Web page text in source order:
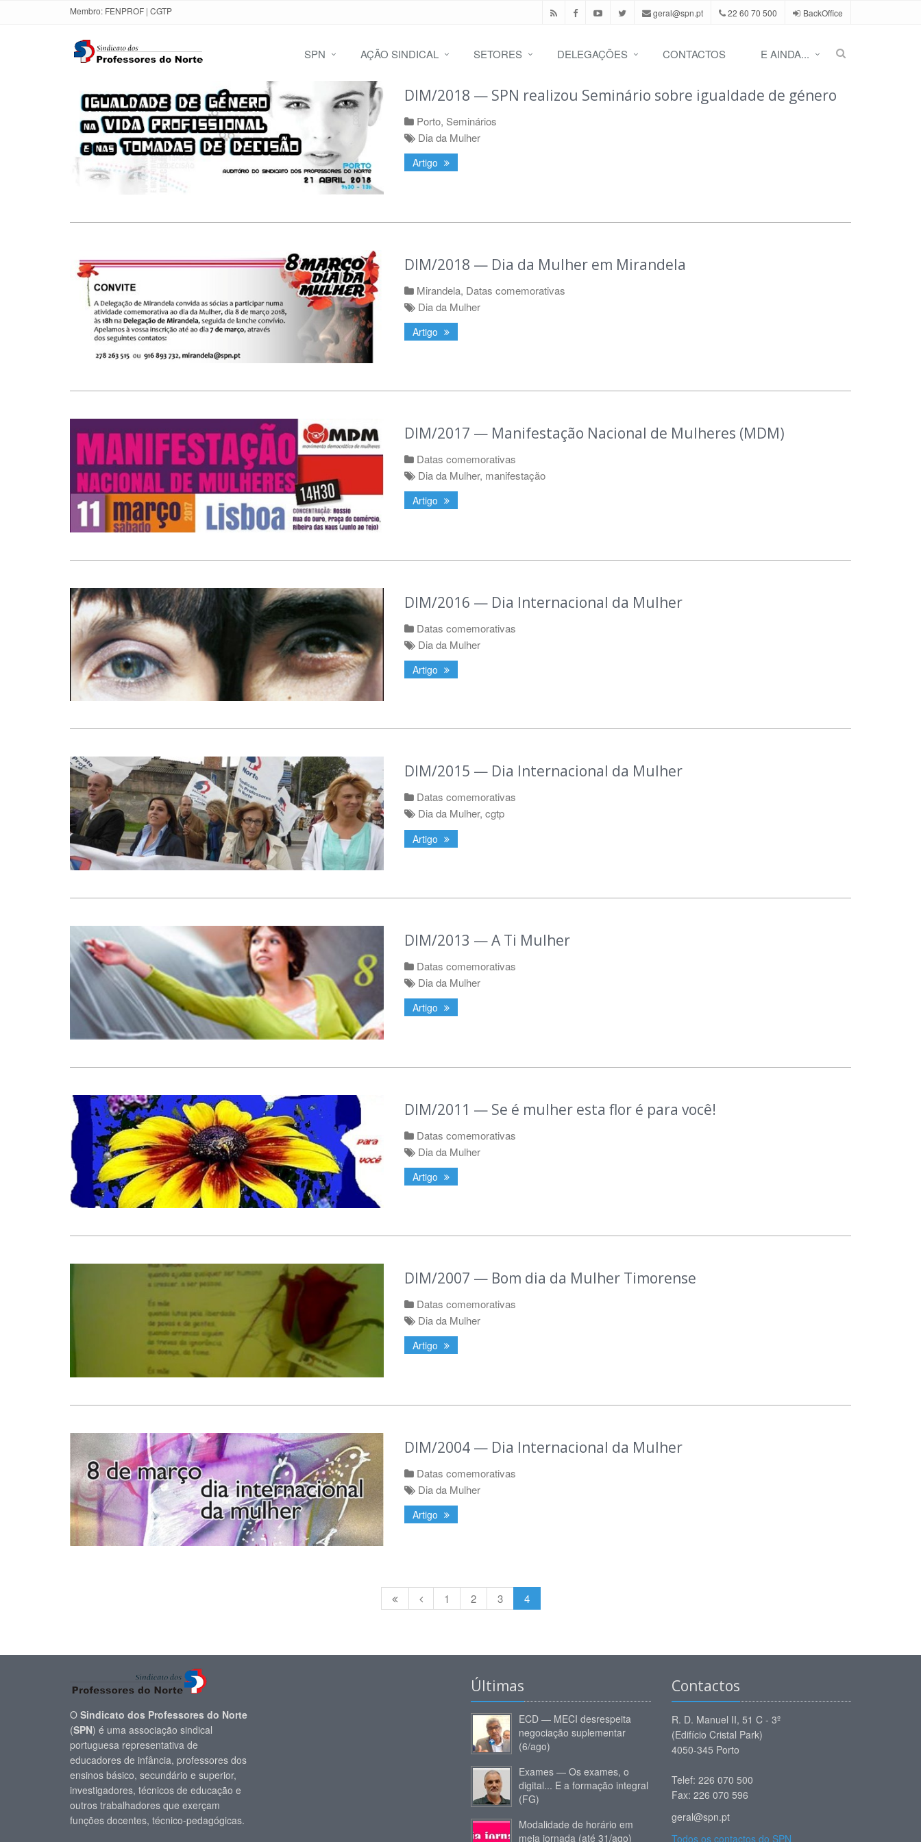
Membro: FENPROF | CGTP geral@spn.pt 22 60 70 500 BackOffice
SPN AÇÃO SINDICAL SETORES DELEGAÇÕES CONTACTOS E AINDA...
DIM/2018 — SPN realizou Seminário sobre igualdade de género
Porto, Seminários
Dia da Mulher
Artigo
DIM/2018 — Dia da Mulher em Mirandela
Mirandela, Datas comemorativas
Dia da Mulher
Artigo
DIM/2017 — Manifestação Nacional de Mulheres (MDM)
Datas comemorativas
Dia da Mulher, manifestação
Artigo
DIM/2016 — Dia Internacional da Mulher
Datas comemorativas
Dia da Mulher
Artigo
DIM/2015 — Dia Internacional da Mulher
Datas comemorativas
Dia da Mulher, cgtp
Artigo
DIM/2013 — A Ti Mulher
Datas comemorativas
Dia da Mulher
Artigo
DIM/2011 — Se é mulher esta flor é para você!
Datas comemorativas
Dia da Mulher
Artigo
DIM/2007 — Bom dia da Mulher Timorense
Datas comemorativas
Dia da Mulher
Artigo
DIM/2004 — Dia Internacional da Mulher
Datas comemorativas
Dia da Mulher
Artigo
1 2 3 4
O Sindicato dos Professores do Norte
(SPN) é uma associação sindical
portuguesa representativa de
educadores de infância, professores dos
ensinos básico, secundário e superior,
investigadores, técnicos de educação e
outros trabalhadores que exerçam
funções docentes, técnico-pedagógicas.
Últimas
ECD — MECI desrespeita
negociação suplementar
(6/ago)
Exames — Os exames, o
digital... E a formação integral
(FG)
Modalidade de horário em
meia jornada (até 31/ago)
Contactos
R. D. Manuel II, 51 C - 3º
(Edifício Cristal Park)
4050-345 Porto
Telef: 226 070 500
Fax: 226 070 596
geral@spn.pt
Todos os contactos do SPN